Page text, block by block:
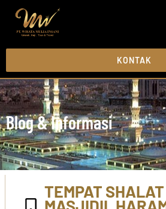
KONTAK
Blog & Informasi
TEMPAT